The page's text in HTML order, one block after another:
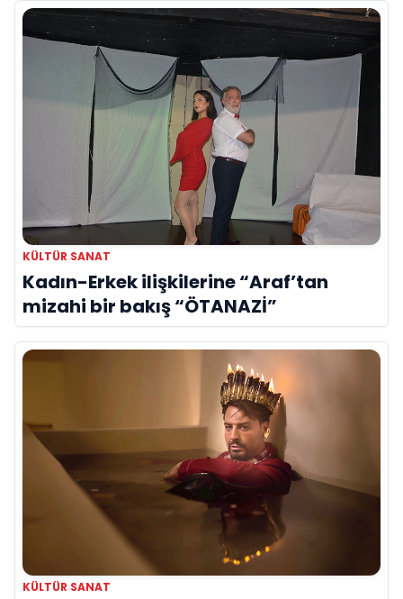
Gibi”
KÜLTÜR SANAT
Kadın-Erkek ilişkilerine “Araf’tan
mizahi bir bakış “ÖTANAZİ”
KÜLTÜR SANAT